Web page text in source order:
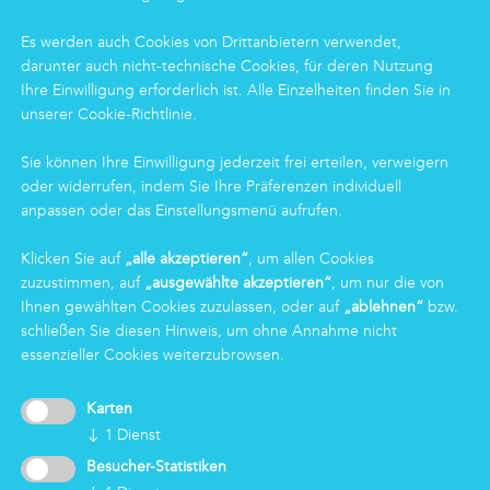
Facility
Logistics & Care
Eco Clean-Dienstleistung
INFORMATIONEN
Gruppe
Zertifizierungen
Arbeiten bei Markas
Markas Family
LOGIN
Es werden auch Cookies von Drittanbietern verwendet,
darunter auch nicht-technische Cookies, für deren Nutzung
Ihre Einwilligung erforderlich ist. Alle Einzelheiten finden Sie in
unserer Cookie-Richtlinie.
Sie können Ihre Einwilligung jederzeit frei erteilen, verweigern
oder widerrufen, indem Sie Ihre Präferenzen individuell
anpassen oder das Einstellungsmenü aufrufen.
Klicken Sie auf „alle akzeptieren“, um allen Cookies
zuzustimmen, auf „ausgewählte akzeptieren“, um nur die von
Ihnen gewählten Cookies zuzulassen, oder auf „ablehnen“ bzw.
schließen Sie diesen Hinweis, um ohne Annahme nicht
essenzieller Cookies weiterzubrowsen.
Karten
↓ 1 Dienst
Besucher-Statistiken